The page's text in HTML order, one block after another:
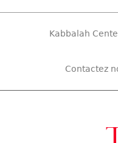
Kabbalah
Contactez